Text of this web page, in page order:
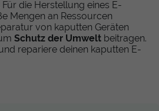
die Herstellung eines E-
Mengen an Ressourcen
von kaputten Geräten
Schutz der Umwelt beitragen.
repariere deinen kaputten E-